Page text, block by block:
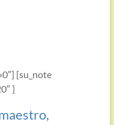
[su_note
]